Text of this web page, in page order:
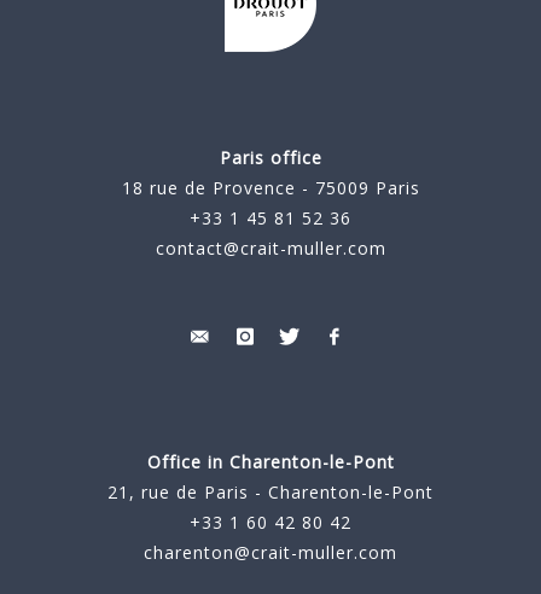
Paris office
18 rue de Provence - 75009 Paris
+33 1 45 81 52 36
contact@crait-muller.com
Office in Charenton-le-Pont
21, rue de Paris - Charenton-le-Pont
+33 1 60 42 80 42
charenton@crait-muller.com